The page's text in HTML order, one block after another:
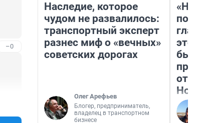
–0
Наследие, которое
чудом не развалилось:
транспортный эксперт
разнес миф о «вечных»
советских дорогах
Олег Арефьев
Блогер, предприниматель,
владелец в транспортном
бизнесе
этого
бьет